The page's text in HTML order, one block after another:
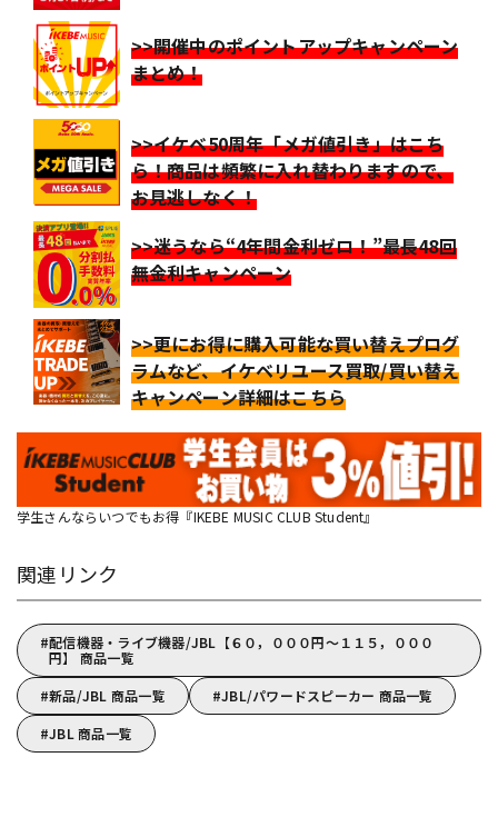
>>開催中のポイントアップキャンペーン
まとめ！
>>イケベ50周年「メガ値引き」はこち
ら！商品は頻繁に入れ替わりますので、
お見逃しなく！
>>迷うなら“4年間金利ゼロ！”最長48回
無金利キャンペーン
>>更にお得に購入可能な買い替えプログ
ラムなど、イケベリユース買取/買い替え
キャンペーン詳細はこちら
学生さんならいつでもお得『IKEBE MUSIC CLUB Student』
関連リンク
配信機器・ライブ機器/JBL【６０，０００円～１１５，０００
円】 商品一覧
新品/JBL 商品一覧
JBL/パワードスピーカー 商品一覧
JBL 商品一覧